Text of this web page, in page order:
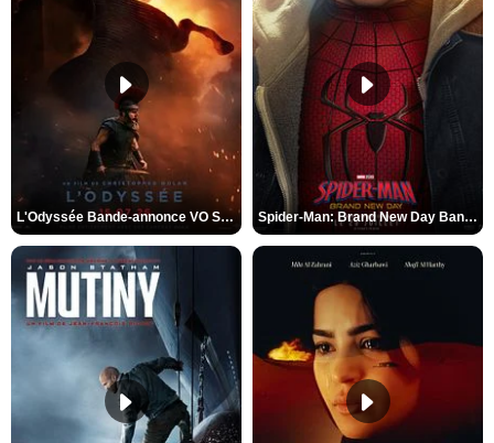
L'Odyssée Bande-annonce VO STFR Spider-Man: Brand New Day Bande-annonce VO STFR